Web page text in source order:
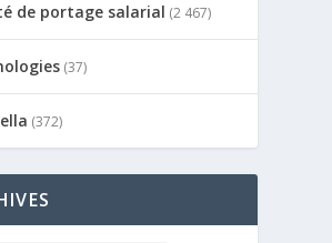
de portage salarial (2 467)
(37)
(372)